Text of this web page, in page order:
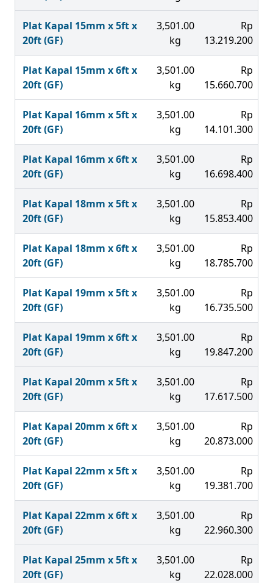
Plat Kapal 15mm x 5ft x
20ft (GF)
3,501.00
kg
Rp
13.219.200
Plat Kapal 15mm x 6ft x
20ft (GF)
3,501.00
kg
Rp
15.660.700
Plat Kapal 16mm x 5ft x
20ft (GF)
3,501.00
kg
Rp
14.101.300
Plat Kapal 16mm x 6ft x
20ft (GF)
3,501.00
kg
Rp
16.698.400
Plat Kapal 18mm x 5ft x
20ft (GF)
3,501.00
kg
Rp
15.853.400
Plat Kapal 18mm x 6ft x
20ft (GF)
3,501.00
kg
Rp
18.785.700
Plat Kapal 19mm x 5ft x
20ft (GF)
3,501.00
kg
Rp
16.735.500
Plat Kapal 19mm x 6ft x
20ft (GF)
3,501.00
kg
Rp
19.847.200
Plat Kapal 20mm x 5ft x
20ft (GF)
3,501.00
kg
Rp
17.617.500
Plat Kapal 20mm x 6ft x
20ft (GF)
3,501.00
kg
Rp
20.873.000
Plat Kapal 22mm x 5ft x
20ft (GF)
3,501.00
kg
Rp
19.381.700
Plat Kapal 22mm x 6ft x
20ft (GF)
3,501.00
kg
Rp
22.960.300
Plat Kapal 25mm x 5ft x
20ft (GF)
3,501.00
kg
Rp
22.028.000